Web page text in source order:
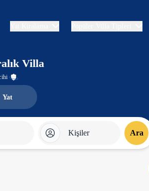
Villa
Yat
Kişiler Ara